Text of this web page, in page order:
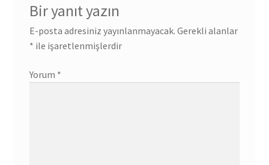
Bir yanıt yazın
E-posta adresiniz yayınlanmayacak. Gerekli alanlar
* ile işaretlenmişlerdir
Yorum *